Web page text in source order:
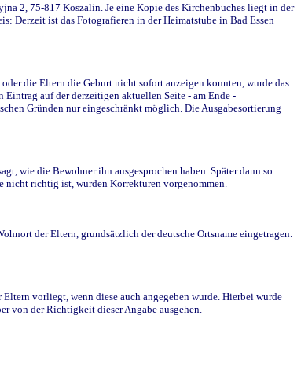
2, 75-817 Koszalin. Je eine Kopie des Kirchenbuches liegt in der
Derzeit ist das Fotografieren in der Heimatstube in Bad Essen
die Eltern die Geburt nicht sofort anzeigen konnten, wurde das
auf der derzeitigen aktuellen Seite - am Ende -
Gründen nur eingeschränkt möglich. Die Ausgabesortierung
wie die Bewohner ihn ausgesprochen haben. Später dann so
nicht richtig ist, wurden Korrekturen vorgenommen.
der Eltern, grundsätzlich der deutsche Ortsname eingetragen.
vorliegt, wenn diese auch angegeben wurde. Hierbei wurde
von der Richtigkeit dieser Angabe ausgehen.